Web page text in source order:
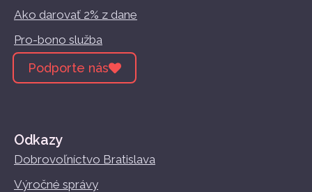
Ako darovať 2% z dane
Pro-bono služba
Podporte nás
Odkazy
Dobrovoľníctvo Bratislava
Výročné správy